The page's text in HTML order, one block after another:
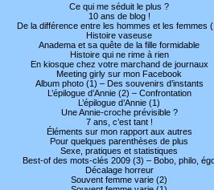
Ce qui me séduit le plus ?
10 ans de blog !
De la différence entre les hommes et les femmes
Histoire vaseuse
Anadema et sa quête de la fille formidable
Histoire qui ne rime à rien
En kiosque chez votre marchand de journaux
Meeting girly sur mon Facebook
Album photo (1) – Des souvenirs d’instants
L’épilogue d’Annie (2) – Confrontation
L’épilogue d’Annie (1)
Une Annie-croche prévisible ?
7 ans, c’est tant !
Éléments sur mon rapport aux autres
Pour quelques parenthèses de plus
Sexe, pratiques et statistiques
Best-of des mots-clés 2009 (3) – Bobo, philo,
Décalage horreur
Souvent femme varie (2)